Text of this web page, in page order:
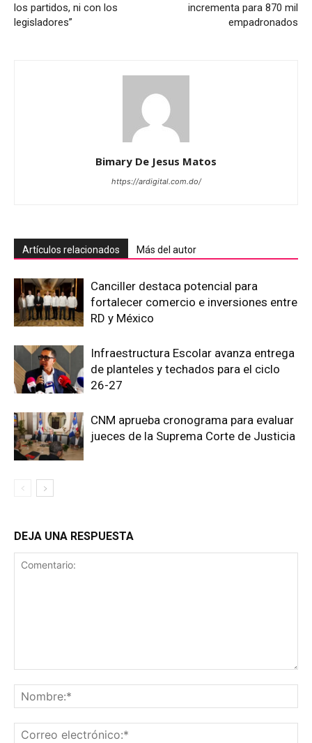
los partidos, ni con los
legisladores”
incrementa para 870 mil
empadronados
Bimary De Jesus Matos
https://ardigital.com.do/
Artículos relacionados Más del autor
Canciller destaca potencial para
fortalecer comercio e inversiones entre
RD y México
Infraestructura Escolar avanza entrega
de planteles y techados para el ciclo
26-27
CNM aprueba cronograma para evaluar
jueces de la Suprema Corte de Justicia
DEJA UNA RESPUESTA